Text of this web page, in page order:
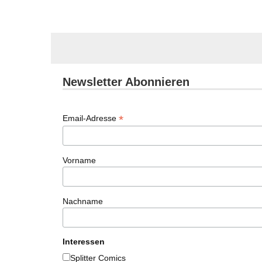
Newsletter Abonnieren
Email-Adresse *
Vorname
Nachname
Interessen
Splitter Comics